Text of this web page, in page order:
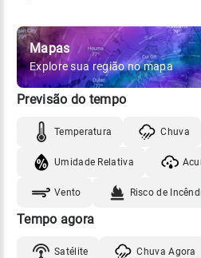
Mapas
Explore sua região no mapa
Previsão do tempo
Temperatura Chuva
Umidade Relativa
Vento Risco de
Tempo agora
Satélite Chuva Agora